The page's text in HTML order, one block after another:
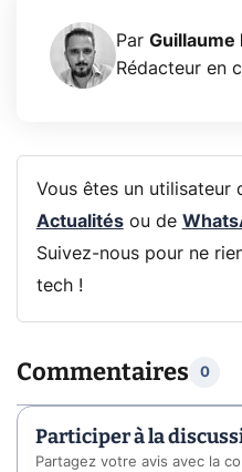
Par Guillaume
Rédacteur en
Vous êtes un utilisateur
Actualitésou de
Suivez-nous pour ne
tech !
Commentaires 0
Participer à la
Partagez votre avis avec la